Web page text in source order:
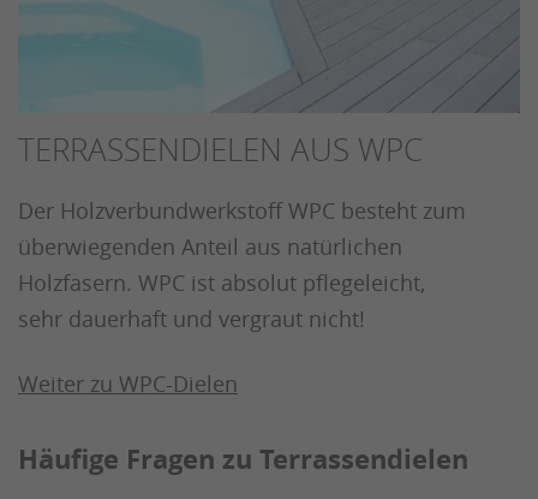
TERRASSENDIELEN AUS WPC
Der Holzverbundwerkstoff WPC besteht zum
überwiegenden Anteil aus natürlichen
Holzfasern. WPC ist absolut pflegeleicht,
sehr dauerhaft und vergraut nicht!
Weiter zu WPC-Dielen
Häufige Fragen zu Terrassendielen